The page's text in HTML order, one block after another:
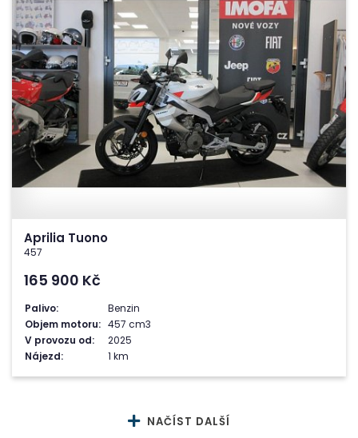
Aprilia Tuono
457
165 900 Kč
Palivo:
Benzin
Objem motoru: 457 cm3
V provozu od:
2025
Nájezd:
1 km
NAČÍST DALŠÍ